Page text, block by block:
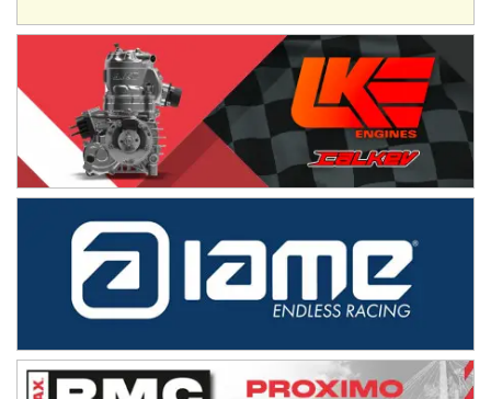
SUR SANTAFESINO - F4
José Samuel Sánchez (Tierra)
Rufino (Santa Fe)
TUCUMANO - F5
Juan Navarro (Asfalto)
El Timbó (Tucumán)